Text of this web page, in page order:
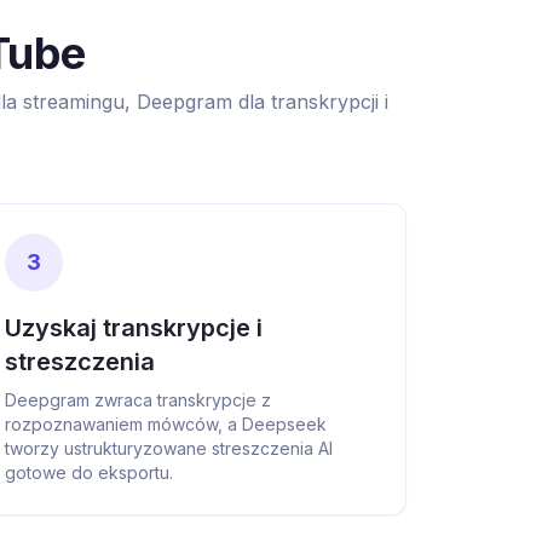
streamingu, Deepgram dla transkrypcji i
3
Uzyskaj transkrypcje i
streszczenia
Deepgram zwraca transkrypcje z
rozpoznawaniem mówców, a Deepseek
tworzy ustrukturyzowane streszczenia AI
gotowe do eksportu.